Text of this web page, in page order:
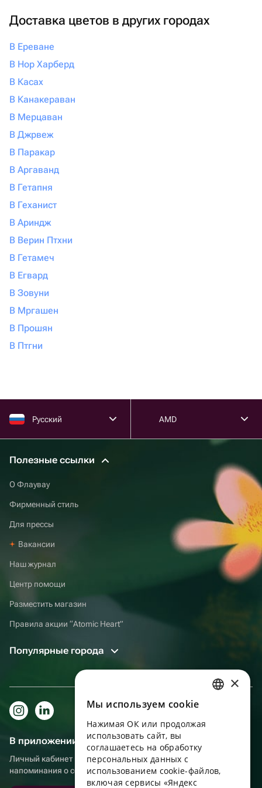
Доставка цветов в других городах
В Ереване
В Нор Харберд
В Касах
В Канакераван
В Мерцаван
В Джрвеж
В Паракар
В Аргаванд
В Гетапня
В Геханист
В Ариндж
В Верин Птхни
В Гетамеч
В Егвард
В Зовуни
В Мргашен
В Прошян
В Птгни
Русский AMD
Полезные ссылки
О Флаувау
Фирменный стиль
Для прессы
Вакансии
Наш журнал
Центр помощи
Разместить магазин
Правила акции “Atomic Heart”
Популярные города
В приложении еще удобнее!
Личный кабинет получателя, больше бонусов за покупки и
напоминания о событиях
ENGLISH
UKRAINIAN
PORTUGUESE
×
Мы используем сookie
Нажимая ОК или продолжая
использовать сайт, вы
соглашаетесь на обработку
персональных данных с
использованием cookie-файлов,
включая сервисы «Яндекс